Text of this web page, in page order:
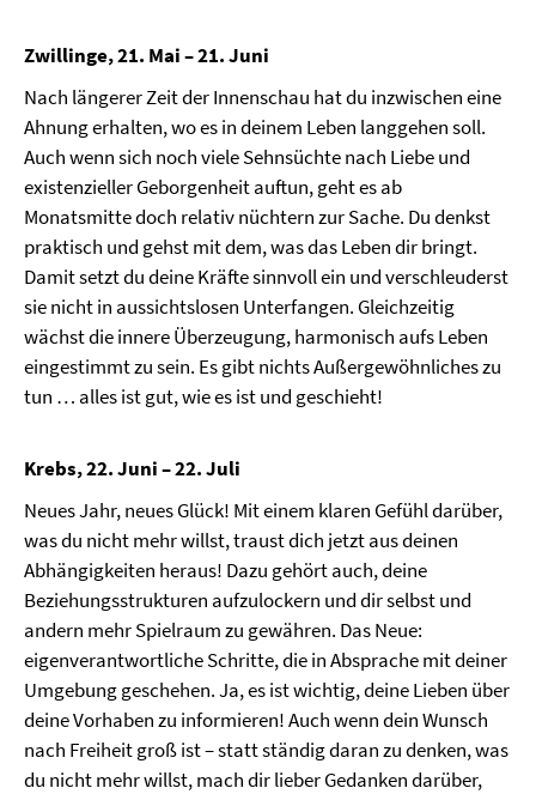
Zwillinge, 21. Mai – 21. Juni
Nach längerer Zeit der Innenschau hat du inzwischen eine
Ahnung erhalten, wo es in deinem Leben langgehen soll.
Auch wenn sich noch viele Sehnsüchte nach Liebe und
existenzieller Geborgenheit auftun, geht es ab
Monatsmitte doch relativ nüchtern zur Sache. Du denkst
praktisch und gehst mit dem, was das Leben dir bringt.
Damit setzt du deine Kräfte sinnvoll ein und verschleuderst
sie nicht in aussichtslosen Unterfangen. Gleichzeitig
wächst die innere Überzeugung, harmonisch aufs Leben
eingestimmt zu sein. Es gibt nichts Außergewöhnliches zu
tun … alles ist gut, wie es ist und geschieht!
Krebs, 22. Juni – 22. Juli
Neues Jahr, neues Glück! Mit einem klaren Gefühl darüber,
was du nicht mehr willst, traust dich jetzt aus deinen
Abhängigkeiten heraus! Dazu gehört auch, deine
Beziehungsstrukturen aufzulockern und dir selbst und
andern mehr Spielraum zu gewähren. Das Neue:
eigenverantwortliche Schritte, die in Absprache mit deiner
Umgebung geschehen. Ja, es ist wichtig, deine Lieben über
deine Vorhaben zu informieren! Auch wenn dein Wunsch
nach Freiheit groß ist – statt ständig daran zu denken, was
du nicht mehr willst, mach dir lieber Gedanken darüber,